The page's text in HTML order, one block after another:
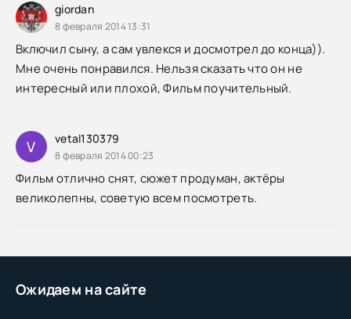
Ожидаем на сайте
giordan
8 февраля 2014 13:31
Включил сыну, а сам увлекся и досмотрел до конца)).
Мне очень понравился. Нельзя сказать что он не
интересный или плохой, Фильм поучительный.
V vetal130379
8 февраля 2014 00:23
Фильм отлично снят, сюжет продуман, актёры
великолепны, советую всем посмотреть.